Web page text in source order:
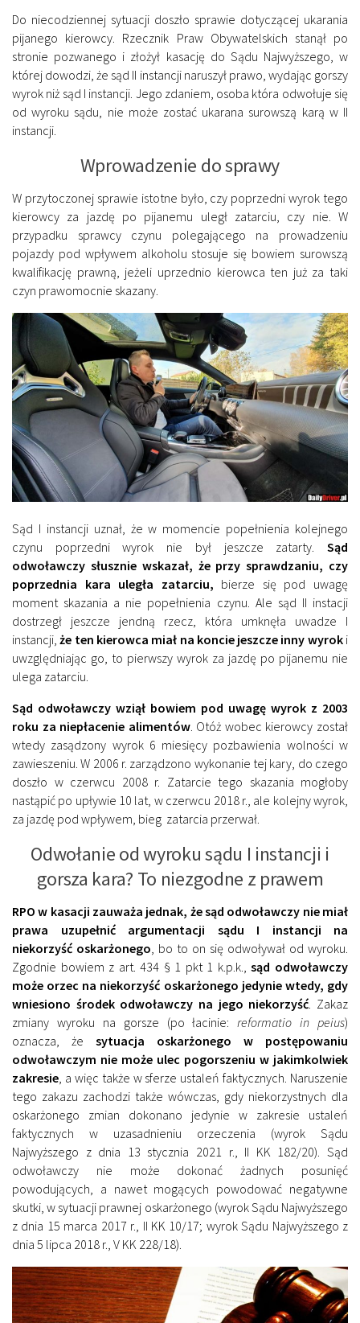
Do niecodziennej sytuacji doszło sprawie dotyczącej ukarania
pijanego kierowcy. Rzecznik Praw Obywatelskich stanął po
stronie pozwanego i złożył kasację do Sądu Najwyższego, w
której dowodzi, że sąd II instancji naruszył prawo, wydając gorszy
wyrok niż sąd I instancji. Jego zdaniem, osoba która odwołuje się
od wyroku sądu, nie może zostać ukarana surowszą karą w II
instancji.
Wprowadzenie do sprawy
W przytoczonej sprawie istotne było, czy poprzedni wyrok tego
kierowcy za jazdę po pijanemu uległ zatarciu, czy nie. W
przypadku sprawcy czynu polegającego na prowadzeniu
pojazdy pod wpływem alkoholu stosuje się bowiem surowszą
kwalifikację prawną, jeżeli uprzednio kierowca ten już za taki
czyn prawomocnie skazany.
Sąd I instancji uznał, że w momencie popełnienia kolejnego
czynu poprzedni wyrok nie był jeszcze zatarty. Sąd
odwoławczy słusznie wskazał, że przy sprawdzaniu, czy
poprzednia kara uległa zatarciu, bierze się pod uwagę
moment skazania a nie popełnienia czynu. Ale sąd II instacji
dostrzegł jeszcze jendną rzecz, która umknęła uwadze I
instancji,że ten kierowca miał na koncie jeszcze inny wyroki
uwzględniając go, to pierwszy wyrok za jazdę po pijanemu nie
ulega zatarciu.
Sąd odwoławczy wziął bowiem pod uwagę wyrok z 2003
roku za niepłacenie alimentów. Otóż wobec kierowcy został
wtedy zasądzony wyrok 6 miesięcy pozbawienia wolności w
zawieszeniu. W 2006 r. zarządzono wykonanie tej kary, do czego
doszło w czerwcu 2008 r. Zatarcie tego skazania mogłoby
nastąpić po upływie 10 lat, w czerwcu 2018 r., ale kolejny wyrok,
za jazdę pod wpływem, bieg zatarcia przerwał.
Odwołanie od wyroku sądu I instancji i
gorsza kara? To niezgodne z prawem
RPO w kasacji zauważa jednak, że sąd odwoławczy nie miał
prawa uzupełnić argumentacji sądu I instancji na
niekorzyść oskarżonego, bo to on się odwoływał od wyroku.
Zgodnie bowiem z art. 434 § 1 pkt 1 k.p.k.,sąd odwoławczy
może orzec na niekorzyść oskarżonego jedynie wtedy, gdy
wniesiono środek odwoławczy na jego niekorzyść. Zakaz
zmiany wyroku na gorsze (po łacinie:reformatio in peius)
oznacza, że sytuacja oskarżonego w postępowaniu
odwoławczym nie może ulec pogorszeniu w jakimkolwiek
zakresie, a więc także w sferze ustaleń faktycznych. Naruszenie
tego zakazu zachodzi także wówczas, gdy niekorzystnych dla
oskarżonego zmian dokonano jedynie w zakresie ustaleń
faktycznych w uzasadnieniu orzeczenia (wyrok Sądu
Najwyższego z dnia 13 stycznia 2021 r., II KK 182/20). Sąd
odwoławczy nie może dokonać żadnych posunięć
powodujących, a nawet mogących powodować negatywne
skutki, w sytuacji prawnej oskarżonego (wyrok Sądu Najwyższego
z dnia 15 marca 2017 r., II KK 10/17; wyrok Sądu Najwyższego z
dnia 5 lipca 2018 r., V KK 228/18).